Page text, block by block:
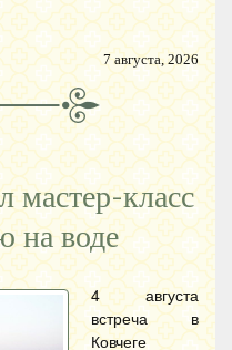
7 августа, 2026
мастер-класс
на воде
4 августа
встреча в
Ковчеге